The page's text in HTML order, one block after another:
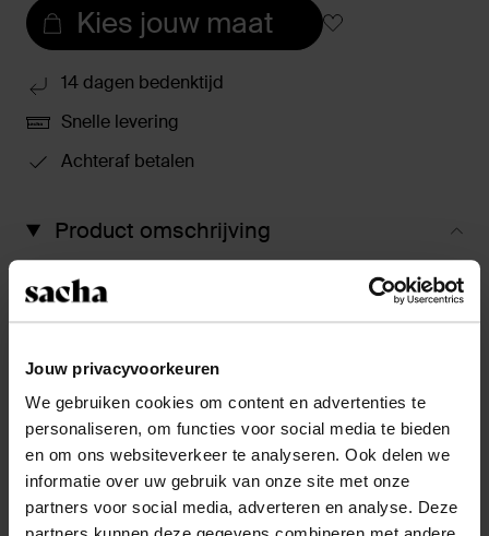
Jouw privacyvoorkeuren
We gebruiken cookies om content en advertenties te
personaliseren, om functies voor social media te bieden
en om ons websiteverkeer te analyseren. Ook delen we
informatie over uw gebruik van onze site met onze
partners voor social media, adverteren en analyse. Deze
Kies jouw maat
14 dagen bedenktijd
Snelle levering
Achteraf betalen
Product omschrijving
hak van 5 cm, een schachthoogte van 40 cm en een
schachtomtrek van 40 cm, gemeten bij een maat 37.
binnenzijde van leer. De laarzen hebben een puntige
neus en we adviseren als bescherming en verzorging
de Collonil Carbon Pro 300ml.
Product details